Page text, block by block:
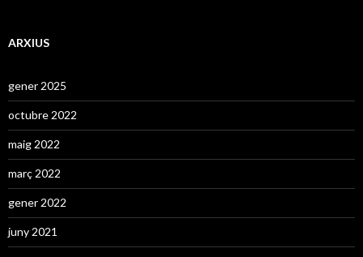
ARXIUS
gener 2025
octubre 2022
maig 2022
març 2022
gener 2022
juny 2021